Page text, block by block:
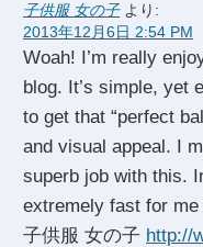
子供服 女の子 より:
2013年12月6日 2:54 PM
Woah! I’m really
blog. It’s simple, yet
to get that “perfect
and visual appeal. I
superb job with this.
extremely fast for
子供服 女の子 http://